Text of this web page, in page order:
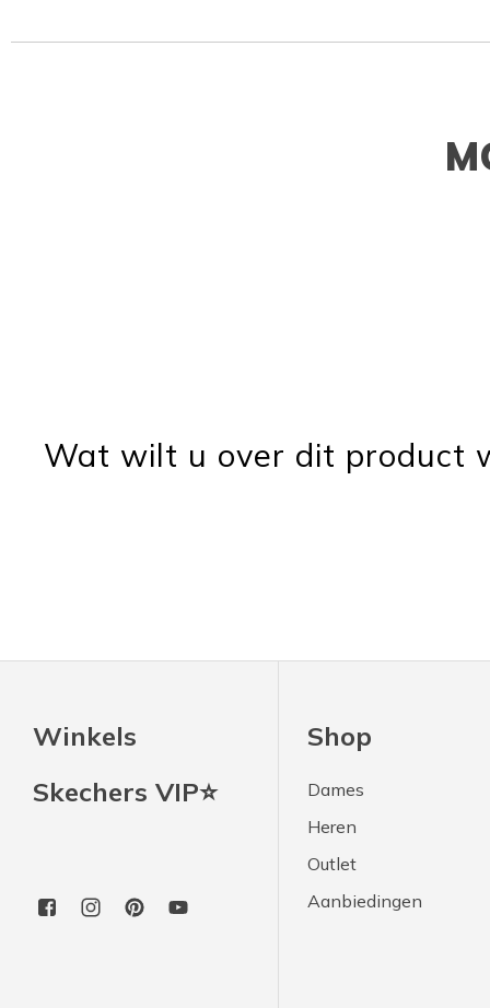
Wat wilt u over dit product
Winkels
Skechers VIP⭐
Shop
Dames
Heren
Outlet
Aanbiedingen